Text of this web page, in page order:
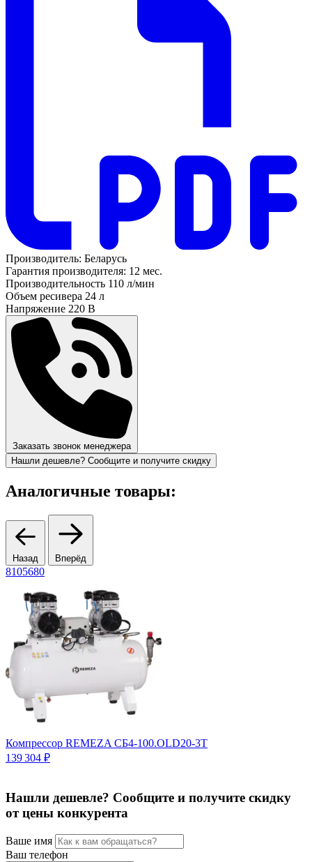
Производитель: Беларусь
Гарантия производителя: 12 мес.
Производительность 110 л/мин
Объем ресивера 24 л
Напряжение 220 В
Заказать звонок менеджера
Нашли дешевле? Сообщите и получите скидку
Аналогичные товары:
Назад Вперёд
8105680
Компрессор REMEZA СБ4-100.OLD20-3T
139 304 ₽
Нашли дешевле? Сообщите и получите скидку
от цены конкурента
Ваше имя
Ваш телефон